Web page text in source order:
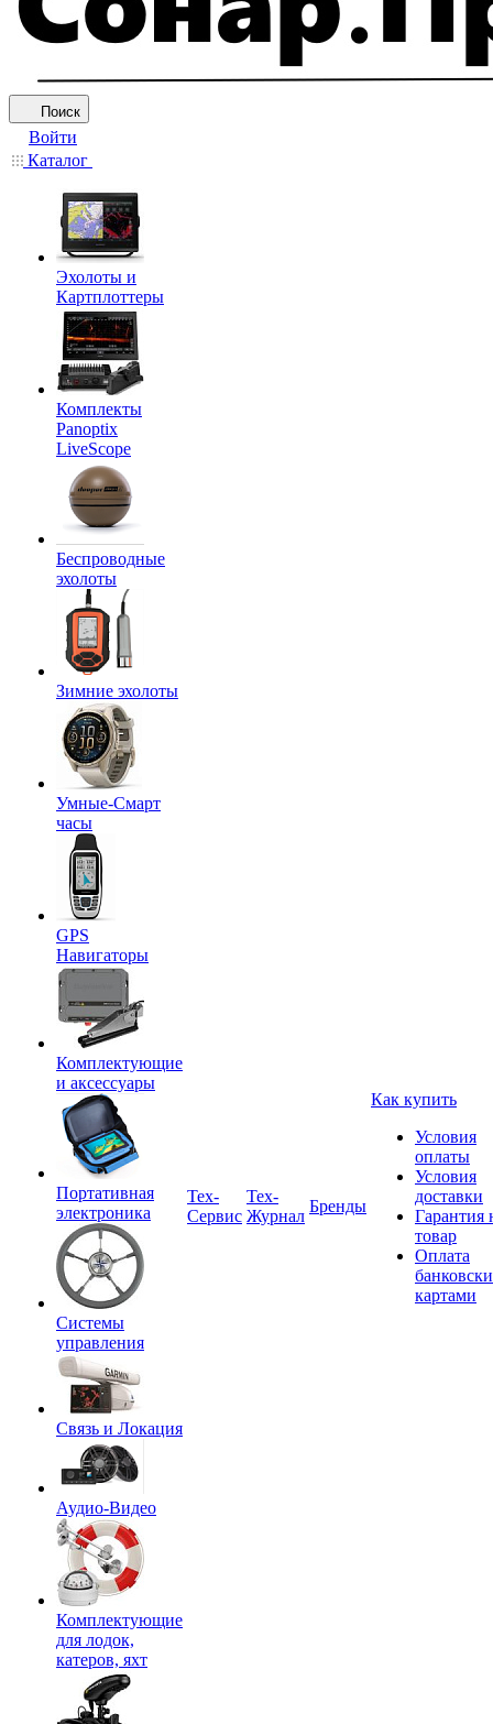
Поиск
Войти
Каталог
Эхолоты и
Картплоттеры
Комплекты
Panoptix
LiveScope
Беспроводные
эхолоты
Зимние эхолоты
Умные-Смарт
часы
GPS
Навигаторы
Комплектующие
и аксессуары
Портативная
электроника
Системы
управления
Связь и Локация
Аудио-Видео
Комплектующие
для лодок,
катеров, яхт
Tex-
Сервис
Тех-
Журнал
Бренды
Как купить
Условия
оплаты
Условия
доставки
Гарантия
товар
Оплата
картами